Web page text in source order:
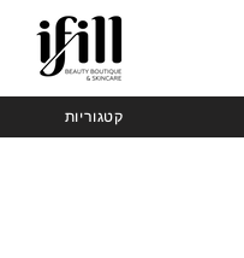
קטגוריות